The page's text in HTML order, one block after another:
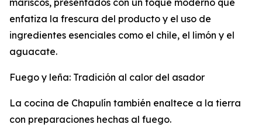
mariscos, presentados con un toque moderno que
enfatiza la frescura del producto y el uso de
ingredientes esenciales como el chile, el limón y el
aguacate.
Fuego y leña: Tradición al calor del asador
La cocina de Chapulín también enaltece a la tierra
con preparaciones hechas al fuego.